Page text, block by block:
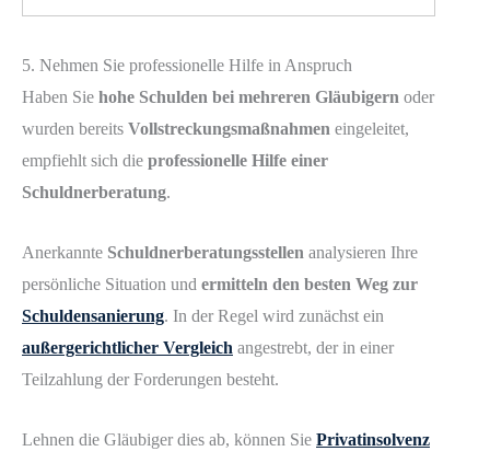
5. Nehmen Sie professionelle Hilfe in Anspruch
Haben Sie hohe Schulden bei mehreren Gläubigern oder
wurden bereits Vollstreckungsmaßnahmen eingeleitet,
empfiehlt sich die professionelle Hilfe einer
Schuldnerberatung.
Anerkannte Schuldnerberatungsstellen analysieren Ihre
persönliche Situation und ermitteln den besten Weg zur
Schuldensanierung. In der Regel wird zunächst ein
außergerichtlicher Vergleich angestrebt, der in einer
Teilzahlung der Forderungen besteht.
Lehnen die Gläubiger dies ab, können Sie Privatinsolvenz